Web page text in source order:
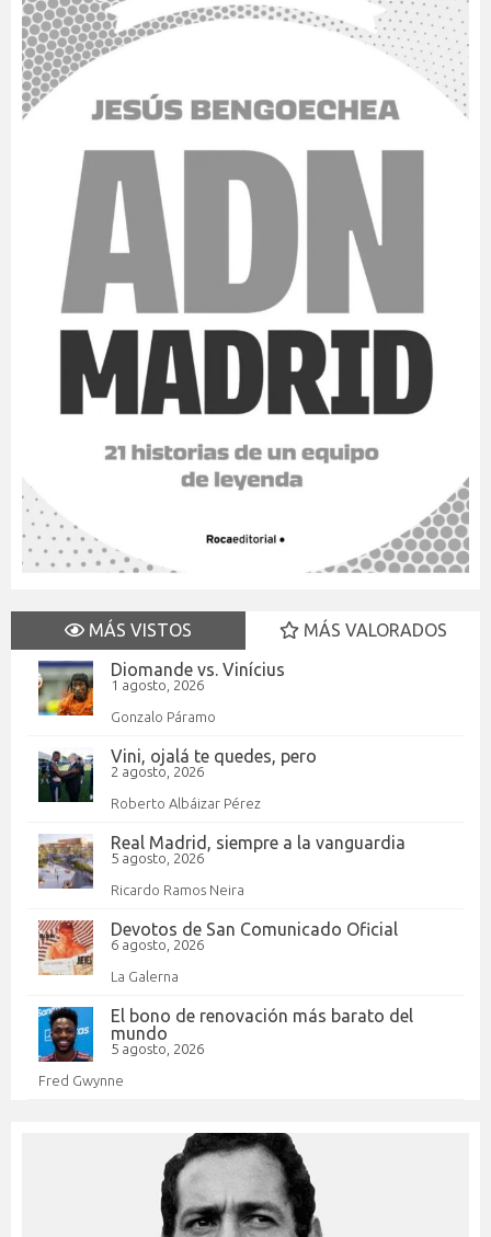
MÁS VISTOS
MÁS VALORADOS
Diomande vs. Vinícius
1 agosto, 2026
Gonzalo Páramo
Vini, ojalá te quedes, pero
2 agosto, 2026
Roberto Albáizar Pérez
Real Madrid, siempre a la vanguardia
5 agosto, 2026
Ricardo Ramos Neira
Devotos de San Comunicado Oficial
6 agosto, 2026
La Galerna
El bono de renovación más barato del
mundo
5 agosto, 2026
Fred Gwynne